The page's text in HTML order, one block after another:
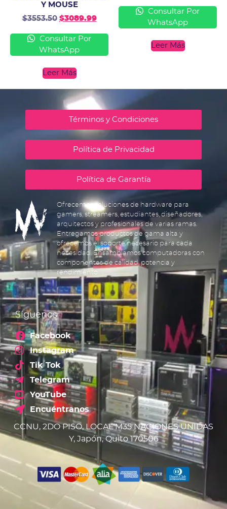
Y MOUSE
$3553.50 $3089.99
Consultar Por
WhatsApp
Leer Más
Consultar Por
WhatsApp
Leer Más
Términos y Condiciones
Política de Privacidad
Política de Garantía
Ofrecemos soluciones de hardware para
gamers, streamers, estudiantes, diseñadores,
arquitectos y profesionales de varias ramas.
Entregamos productos de gama alta y
ofrecemos el soporte necesario para cada
necesidad. Ensamblamos computadoras con
componentes de calidad, potencia y
rendimiento.
Síguenos
Facebook
Instagram
Tik Tok
Telegram
YouTube
Encuéntranos
CCNU, 2DO PISO, LOCAL M35 NACIONES UNIDAS
Y, Japón, Quito 170506